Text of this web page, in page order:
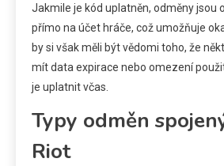
Jakmile je kód uplatněn, odměny jsou
přímo na účet hráče, což umožňuje
by si však měli být vědomi toho, že
mít data expirace nebo omezení
je uplatnit včas.
Typy odměn
Riot